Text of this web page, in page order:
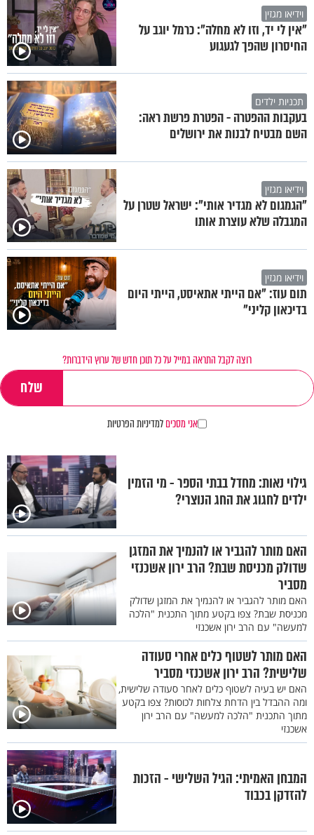
וידיאו מגזין
"אין לי יד, וזו לא מחלה": כרמל יוגב על
החיסרון שהפך לגעגוע
תכניות ילדים
בעקבות ההפטרה - הפטרת פרשת ראה:
השם מבטיח לבנות את ירושלים
וידיאו מגזין
"הגמגום לא מגדיר אותי": ישראל שטרן על
המגבלה שלא עוצרת אותו
וידיאו מגזין
תום עוז: "אם הייתי אתאיסט, הייתי היום
בדיכאון קליני"
רוצה לקבל התראה במייל על כל תוכן חדש של ערוץ הידברות?
אני מסכיםלמדיניות הפרטיות
גילוי נאות: מחדל בבתי הספר - מי הזמין
ילדים לחגוג את החג הנוצרי?
האם מותר להגביר או להנמיך את המזגן
שדולק מכניסת שבת? הרב ירון אשכנזי
מסביר
האם מותר להגביר או להנמיך את המזגן שדולק
מכניסת שבת? צפו בקטע מתוך התכנית "הלכה
למעשה" עם הרב ירון אשכנזי
האם מותר לשטוף כלים אחרי סעודה
שלישית? הרב ירון אשכנזי מסביר
האם יש בעיה לשטוף כלים לאחר סעודה שלישית,
ומה ההבדל בין הדחת צלחות לכוסות? צפו בקטע
מתוך התכנית "הלכה למעשה" עם הרב ירון
אשכנזי
המבחן האמיתי: הגיל השלישי - הזכות
להזדקן בכבוד